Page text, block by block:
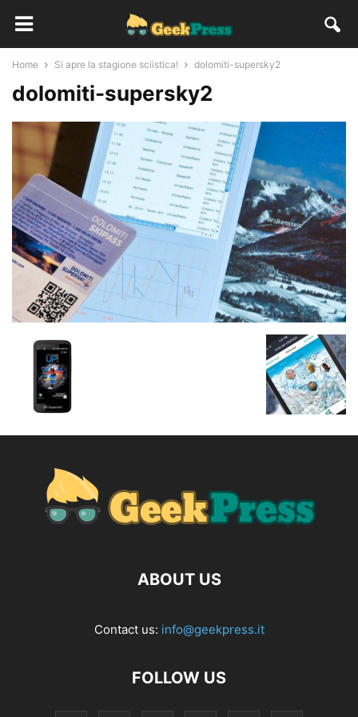
Home Si apre la stagione sciistica! dolomiti-supersky2
dolomiti-supersky2
ABOUT US
Contact us: info@geekpress.it
FOLLOW US